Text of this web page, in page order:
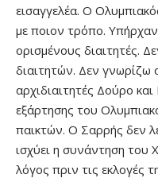
εισαγγελέα. Ο
με ποιον τρόπο.
ορισμένους διαιτητές.
διαιτητών. Δεν γνωρίζω
αρχιδιαιτητές Δούρο
εξάρτησης του
παικτών. Ο Σαρρής δεν
ισχύει η συνάντηση του
λόγος πριν τις εκλογές